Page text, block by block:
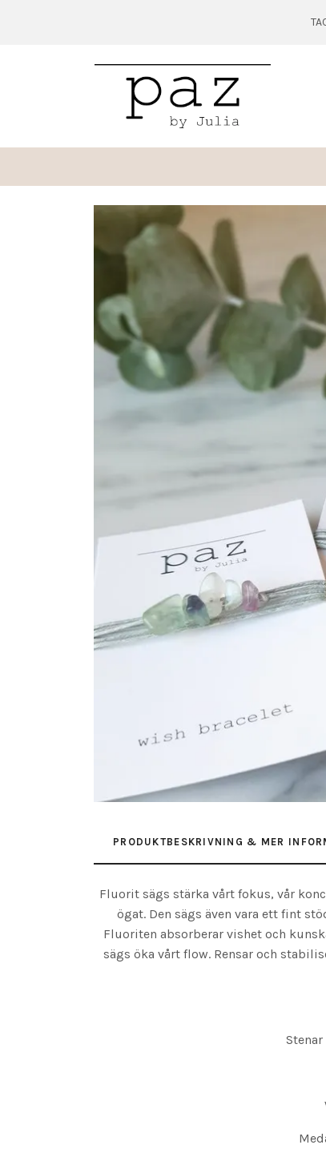
PRODUKTBESKRIVNING & MER
Fluorit sägs stärka vårt fokus, vår
ögat. Den sägs även vara ett fint
Fluoriten absorberar vishet och
sägs öka vårt flow. Rensar och